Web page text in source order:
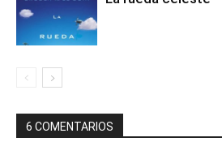
6 COMENTARIOS